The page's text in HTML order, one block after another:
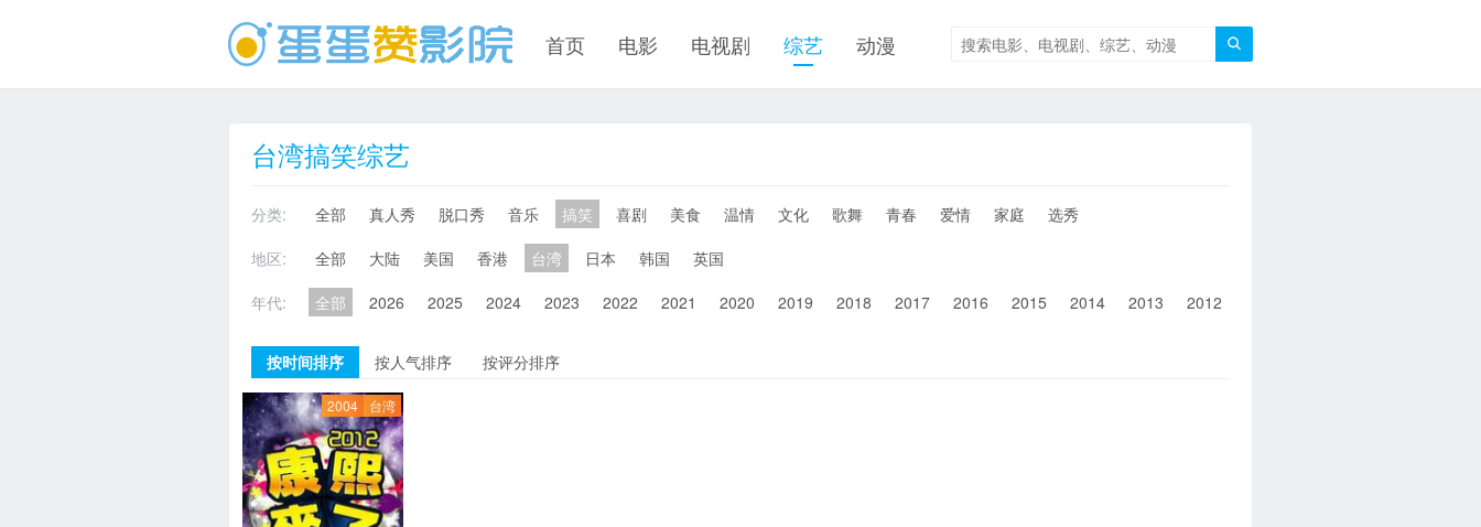

首页 电影 电视剧 综艺 动漫
台湾搞笑综艺
分类: 全部 真人秀 脱口秀 音乐 搞笑 喜剧 美食 温情 文化 歌舞 青春 爱情 家庭
选秀
地区:
全部 大陆 美国 香港 台湾 日本 韩国
英国
年代:
全部 2026 2025 2024 2023 2022 2021 2020 2019 2018 2017 2016 2015 2014 2013 2012
按时间排序 按人气排序 按评分排序
2004 台湾